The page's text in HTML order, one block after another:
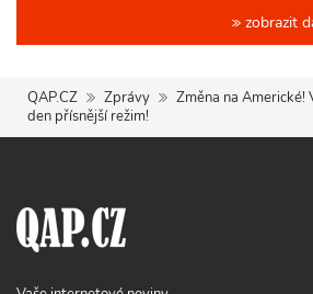
zobrazit
QAP.CZ Zprávy
Změna na Americké!
den přísnější režim!